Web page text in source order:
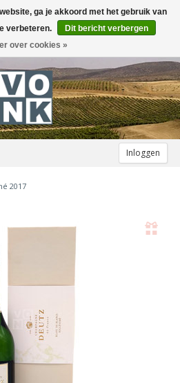
Inloggen
2017
ga je akkoord met het gebruik van
verbeteren.
Dit bericht verbergen
over cookies »